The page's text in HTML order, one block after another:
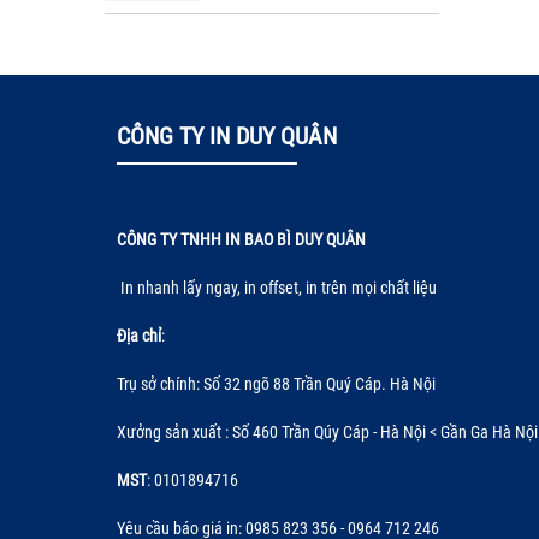
CÔNG TY IN DUY QUÂN
CÔNG TY TNHH IN BAO BÌ DUY QUÂN
In nhanh lấy ngay, in offset, in trên mọi chất liệu
Địa chỉ:
Trụ sở chính: Số 32 ngõ 88 Trần Quý Cáp. Hà Nội
Xưởng sản xuất : Số 460 Trần Qúy Cáp - Hà Nội < Gần Ga Hà
MST: 0101894716
Yêu cầu báo giá in: 0985 823 356 - 0964 712 246